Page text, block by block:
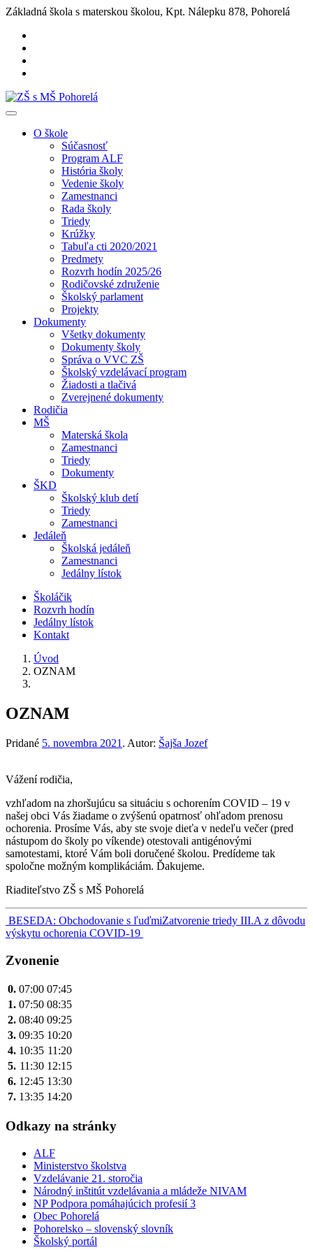
Základná škola s materskou školou, Kpt. Nálepku 878, Pohorelá
O škole
Súčasnosť
Program ALF
História školy
Vedenie školy
Zamestnanci
Rada školy
Triedy
Krúžky
Tabuľa cti 2020/2021
Predmety
Rozvrh hodín 2025/26
Rodičovské združenie
Školský parlament
Projekty
Dokumenty
Všetky dokumenty
Dokumenty školy
Správa o VVC ZŠ
Školský vzdelávací program
Žiadosti a tlačivá
Zverejnené dokumenty
Rodičia
MŠ
Materská škola
Zamestnanci
Triedy
Dokumenty
ŠKD
Školský klub detí
Triedy
Zamestnanci
Jedáleň
Školská jedáleň
Zamestnanci
Jedálny lístok
Školáčik
Rozvrh hodín
Jedálny lístok
Kontakt
Úvod
OZNAM
OZNAM
Pridané 5. novembra 2021 . Autor: Šajša Jozef
Vážení rodičia,
vzhľadom na zhoršujúcu sa situáciu s ochorením COVID – 19 v
našej obci Vás žiadame o zvýšenú opatrnosť ohľadom prenosu
ochorenia. Prosíme Vás, aby ste svoje dieťa v nedeľu večer (pred
nástupom do školy po víkende) otestovali antigénovými
samotestami, ktoré Vám boli doručené školou. Predídeme tak
spoločne možným komplikáciám. Ďakujeme.
Riaditeľstvo ZŠ s MŠ Pohorelá
Navigácia
v
článku
BESEDA: Obchodovanie s ľuďmiZatvorenie triedy III.A z dôvodu
výskytu ochorenia COVID-19
Zvonenie
0. 07:00 07:45
1. 07:50 08:35
2. 08:40 09:25
3. 09:35 10:20
4. 10:35 11:20
5. 11:30 12:15
6. 12:45 13:30
7. 13:35 14:20
Odkazy na stránky
ALF
Ministerstvo školstva
Vzdelávanie 21. storočia
Národný inštitút vzdelávania a mládeže NIVAM
NP Podpora pomáhajúcich profesií 3
Obec Pohorelá
Pohorelsko – slovenský slovník
Školský portál